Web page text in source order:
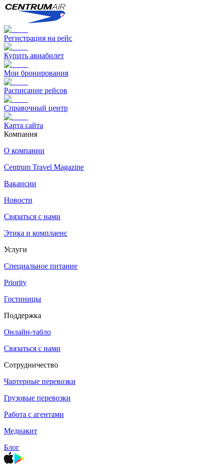
Регистрация на рейс
Купить авиабилет
Мои бронирования
Расписание рейсов
Справочный центр
Карта сайта
Компания
О компании
Centrum Travel Magazine
Вакансии
Новости
Связаться с нами
Этика и комплаенс
Услуги
Специальное питание
Priority
Гостиницы
Поддержка
Онлайн-табло
Связаться с нами
Сотрудничество
Чартерные перевозки
Грузовые перевозки
Работа с агентами
Медиакит
Блог